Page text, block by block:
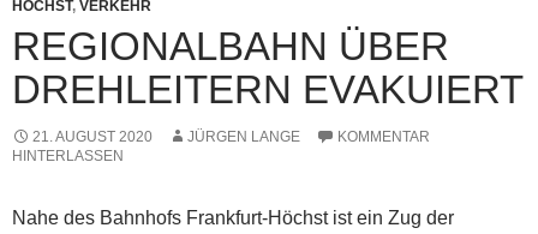
HÖCHST, VERKEHR
REGIONALBAHN ÜBER
DREHLEITERN EVAKUIERT
21. AUGUST 2020 JÜRGEN LANGE
KOMMENTAR
HINTERLASSEN
Nahe des Bahnhofs Frankfurt-Höchst ist ein Zug der